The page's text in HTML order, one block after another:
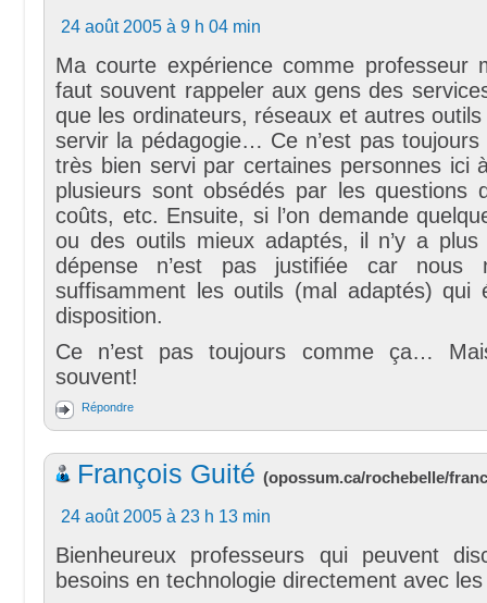
24 août 2005 à 9 h 04 min
Ma courte expérience comme professeur
faut souvent rappeler aux gens des
que les ordinateurs, réseaux et autres
servir la pédagogie… Ce n’est pas toujours
très bien servi par certaines personnes ici
plusieurs sont obsédés par les questions
coûts, etc. Ensuite, si l’on demande
ou des outils mieux adaptés, il n’y a plus
dépense n’est pas justifiée car nous
suffisamment les outils (mal adaptés) qui
disposition.
Ce n’est pas toujours comme ça…
souvent!
Répondre
François Guité (opossum.ca/rochebelle/
24 août 2005 à 23 h 13 min
Bienheureux professeurs qui peuvent
besoins en technologie directement avec